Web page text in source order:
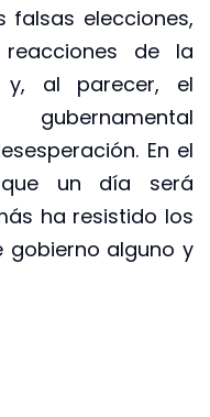
falsas elecciones,
de la
y, al parecer, el
En el
un día será
ha resistido los
alguno y